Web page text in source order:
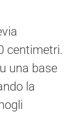
centimetri.
una base
la